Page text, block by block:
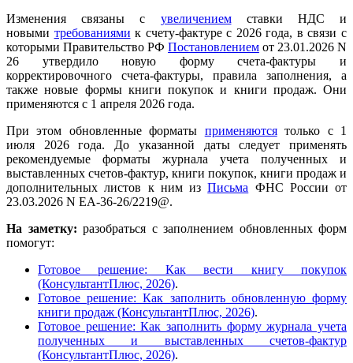
Изменения связаны с увеличениемставки НДС и
новыми требованиями к счету-фактуре с 2026 года, в связи с
которыми Правительство РФ Постановлением от 23.01.2026 N
26 утвердило новую форму счета-фактуры и
корректировочного счета-фактуры, правила заполнения, а
также новые формы книги покупок и книги продаж. Они
применяются с 1 апреля 2026 года.
При этом обновленные форматы применяютсятолько с 1
июля 2026 года. До указанной даты следует применять
рекомендуемые форматы журнала учета полученных и
выставленных счетов-фактур, книги покупок, книги продаж и
дополнительных листов к ним изПисьма ФНС России от
23.03.2026 N ЕА-36-26/2219@.
На заметку: разобраться с заполнением обновленных форм
помогут:
Готовое решение: Как вести книгу покупок
(КонсультантПлюс, 2026).
Готовое решение: Как заполнить обновленную форму
книги продаж (КонсультантПлюс, 2026).
Готовое решение: Как заполнить форму журнала учета
полученных и выставленных счетов-фактур
(КонсультантПлюс, 2026).